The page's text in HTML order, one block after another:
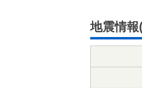
地震情報